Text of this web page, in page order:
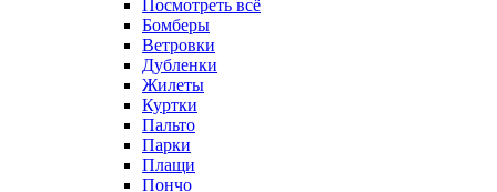
Посмотреть всё
Бомберы
Ветровки
Дубленки
Жилеты
Куртки
Пальто
Парки
Плащи
Пончо